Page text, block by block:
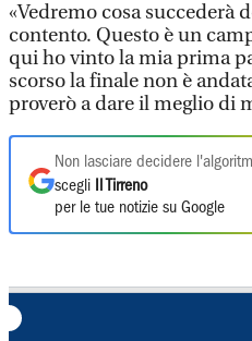
«Vedremo cosa succederà
contento. Questo è un
qui ho vinto la mia prima
scorso la finale non è
proverò a dare il meglio di
Non lasciare decidere
scegli
Il Tirreno
per le tue notizie su Google